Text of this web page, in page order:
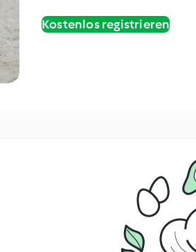
Kostenlos registrieren